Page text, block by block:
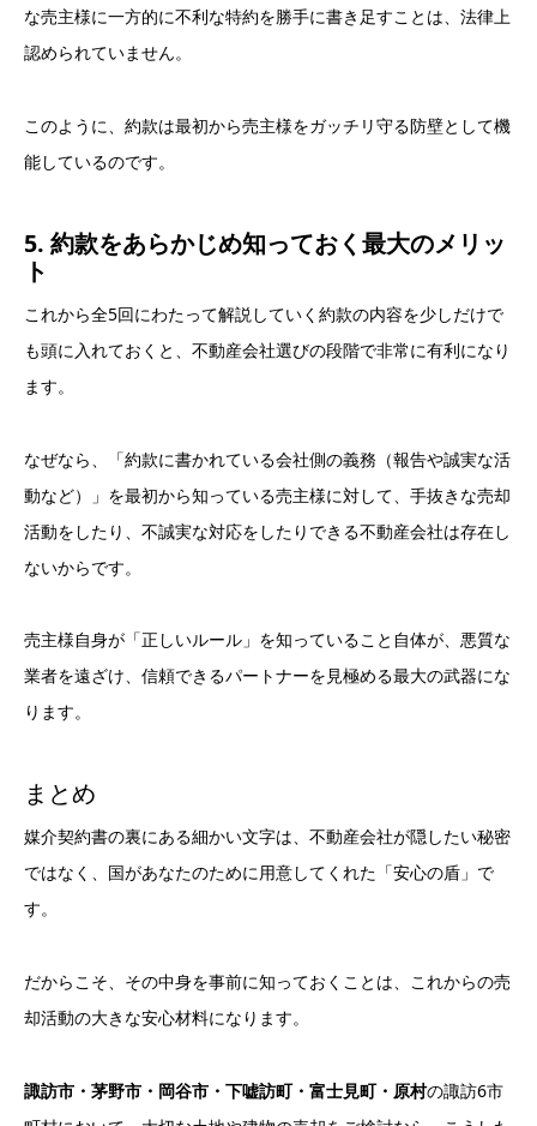
な売主様に一方的に不利な特約を勝手に書き足すことは、法律上
認められていません。
このように、約款は最初から売主様をガッチリ守る防壁として機
能しているのです。
5. 約款をあらかじめ知っておく最大のメリッ
ト
これから全5回にわたって解説していく約款の内容を少しだけで
も頭に入れておくと、不動産会社選びの段階で非常に有利になり
ます。
なぜなら、「約款に書かれている会社側の義務（報告や誠実な活
動など）」を最初から知っている売主様に対して、手抜きな売却
活動をしたり、不誠実な対応をしたりできる不動産会社は存在し
ないからです。
売主様自身が「正しいルール」を知っていること自体が、悪質な
業者を遠ざけ、信頼できるパートナーを見極める最大の武器にな
ります。
まとめ
媒介契約書の裏にある細かい文字は、不動産会社が隠したい秘密
ではなく、国があなたのために用意してくれた「安心の盾」で
す。
だからこそ、その中身を事前に知っておくことは、これからの売
却活動の大きな安心材料になります。
諏訪市・茅野市・岡谷市・下嘘訪町・富士見町・原村の諏訪6市